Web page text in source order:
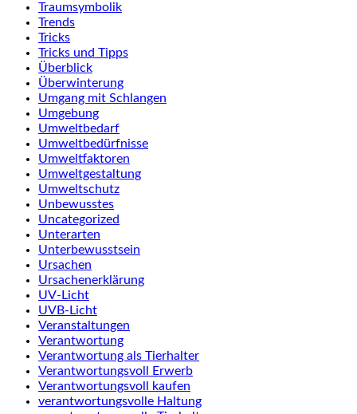
Traumsymbolik
Trends
Tricks
Tricks und Tipps
Überblick
Überwinterung
Umgang mit Schlangen
Umgebung
Umweltbedarf
Umweltbedürfnisse
Umweltfaktoren
Umweltgestaltung
Umweltschutz
Unbewusstes
Uncategorized
Unterarten
Unterbewusstsein
Ursachen
Ursachenerklärung
UV-Licht
UVB-Licht
Veranstaltungen
Verantwortung
Verantwortung als Tierhalter
Verantwortungsvoll Erwerb
Verantwortungsvoll kaufen
verantwortungsvolle Haltung